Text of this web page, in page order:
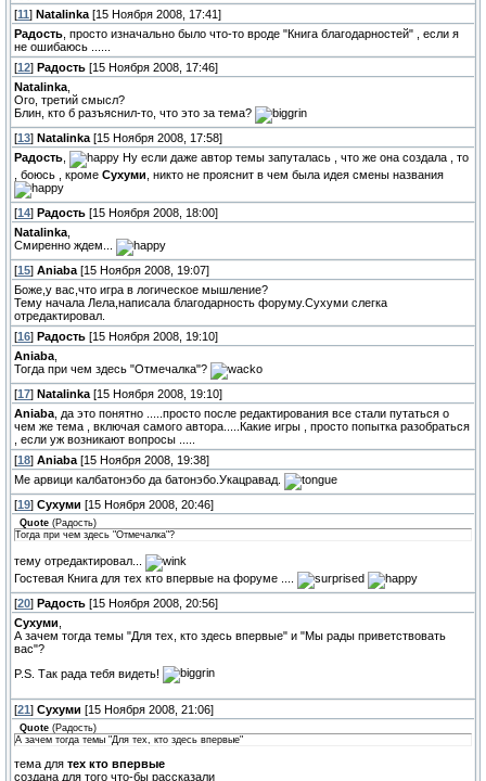
[11] Natalinka [15 Ноября 2008, 17:41]
Радость , просто изначально было что-то вроде "Книга благодарностей" , если я
не ошибаюсь ......
[12] Радость [15 Ноября 2008, 17:46]
Natalinka
Ого, третий смысл?
Блин, кто б разъяснил-то, что это за тема?
[13] Natalinka [15 Ноября 2008, 17:58]
Радость
Ну если даже автор темы запуталась , что же она создала , то
, боюсь , кроме Сухуми , никто не прояснит в чем была идея смены названия
[14] Радость [15 Ноября 2008, 18:00]
Natalinka
Смиренно ждем...
[15] Aniaba [15 Ноября 2008, 19:07]
Боже,у вас,что игра в логическое мышление?
Тему начала Лела,написала благодарность форуму.Сухуми слегка
отредактировал.
[16] Радость [15 Ноября 2008, 19:10]
Aniaba
Тогда при чем здесь "Отмечалка"?
[17] Natalinka [15 Ноября 2008, 19:10]
Aniaba , да это понятно .....просто после редактирования все стали путаться о
чем же тема , включая самого автора.....Какие игры , просто попытка разобраться
, если уж возникают вопросы .....
[18] Aniaba [15 Ноября 2008, 19:38]
Ме арвици калбатонэбо да батонэбо.Укацравад.
[19] Сухуми [15 Ноября 2008, 20:46]
Quote (Радость)
Тогда при чем здесь "Отмечалка"?
тему отредактировал...
Гостевая Книга для тех кто впервые на форуме ....
[20] Радость [15 Ноября 2008, 20:56]
Сухуми
А зачем тогда темы "Для тех, кто здесь впервые" и "Мы рады приветствовать
вас"?
P.S. Так рада тебя видеть!
[21] Сухуми [15 Ноября 2008, 21:06]
Quote (Радость)
А зачем тогда темы "Для тех, кто здесь впервые"
тема для тех кто впервые
создана для того что-бы рассказали